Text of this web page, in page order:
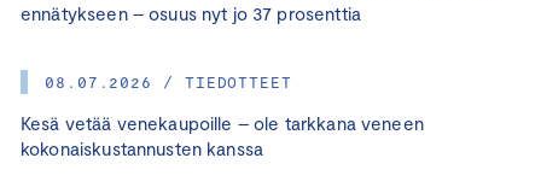
ennätykseen – osuus nyt jo 37 prosenttia
08.07.2026 / TIEDOTTEET
Kesä vetää venekaupoille – ole tarkkana veneen
kokonaiskustannusten kanssa